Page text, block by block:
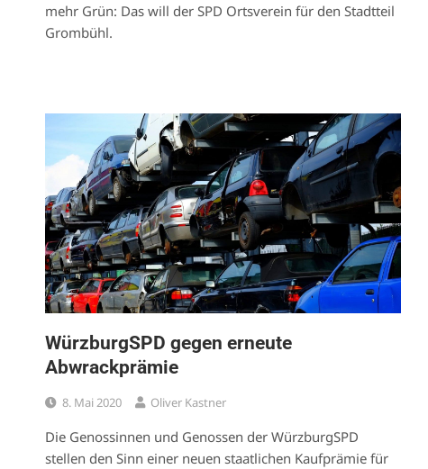
mehr Grün: Das will der SPD Ortsverein für den Stadtteil
Grombühl.
WürzburgSPD gegen erneute
Abwrackprämie
8. Mai 2020 Oliver Kastner
Die Genossinnen und Genossen der WürzburgSPD
stellen den Sinn einer neuen staatlichen Kaufprämie für